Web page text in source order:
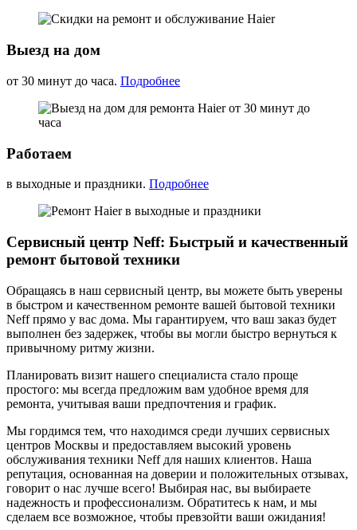
Выезд на дом
от 30 минут до часа. Подробнее
Работаем
в выходные и праздники. Подробнее
Сервисный центр Neff: Быстрый и качественный
ремонт бытовой техники
Обращаясь в наш сервисный центр, вы можете быть уверены
в быстром и качественном ремонте вашей бытовой техники
Neff прямо у вас дома. Мы гарантируем, что ваш заказ будет
выполнен без задержек, чтобы вы могли быстро вернуться к
привычному ритму жизни.
Планировать визит нашего специалиста стало проще
простого: мы всегда предложим вам удобное время для
ремонта, учитывая ваши предпочтения и график.
Мы гордимся тем, что находимся среди лучших сервисных
центров Москвы и предоставляем высокий уровень
обслуживания техники Neff для наших клиентов. Наша
репутация, основанная на доверии и положительных отзывах,
говорит о нас лучше всего! Выбирая нас, вы выбираете
надежность и профессионализм. Обратитесь к нам, и мы
сделаем все возможное, чтобы превзойти ваши ожидания!